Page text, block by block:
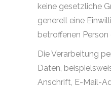
keine gesetzliche
generell eine
betroffenen Person
Die Verarbeitung
Daten,
Anschrift, E-Mail-